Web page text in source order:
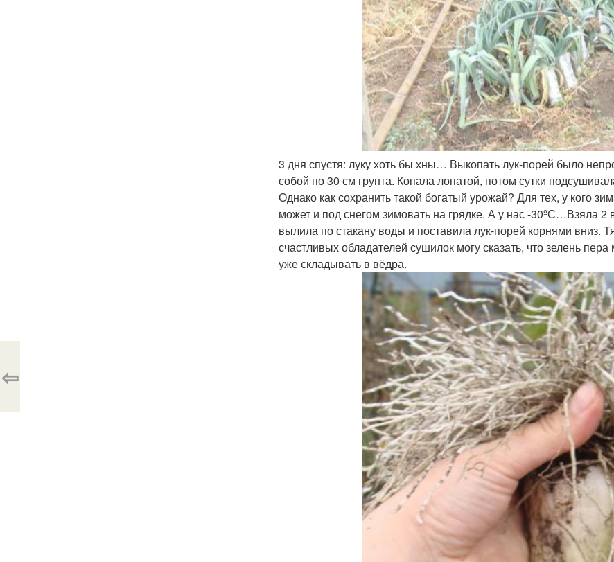
3 дня спустя: луку хоть бы хны… Выкопать лук-порей было
собой по 30 см грунта. Копала лопатой, потом сутки
Однако как сохранить такой богатый урожай? Для тех, у кого
может и под снегом зимовать на грядке. А у нас -30ºС…Взяла
вылила по стакану воды и поставила лук-порей корнями
счастливых обладателей сушилок могу сказать, что зелень
уже складывать в вёдра.
⇦